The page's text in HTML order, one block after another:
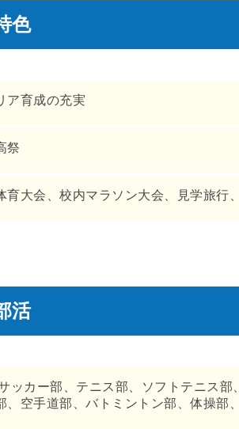
色
ア育成の充実
祭
育大会、校内マラソン大会、見学旅行
活
ッカー部、テニス部、ソフトテニス
、空手道部、バトミントン部、体操部